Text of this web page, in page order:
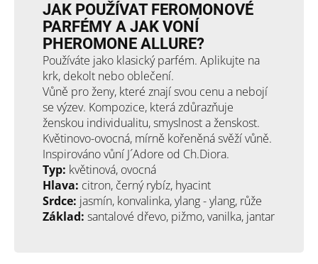
JAK POUŽÍVAT FEROMONOVÉ
PARFÉMY A JAK VONÍ
PHEROMONE ALLURE?
Používáte jako klasický parfém. Aplikujte na
krk, dekolt nebo oblečení.
Vůně pro ženy, které znají svou cenu a nebojí
se výzev. Kompozice, která zdůrazňuje
ženskou individualitu, smyslnost a ženskost.
Květinovo-ovocná, mírně kořeněná svěží vůně.
Inspirováno vůní J´Adore od Ch.Diora.
Typ: květinová, ovocná
Hlava: citron, černý rybíz, hyacint
Srdce: jasmín, konvalinka, ylang - ylang, růže
Základ: santalové dřevo, pižmo, vanilka, jantar